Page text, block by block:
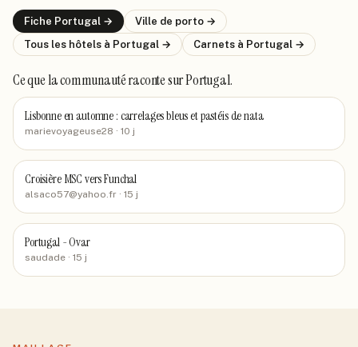
Fiche Portugal → Ville de porto →
Tous les hôtels à Portugal → Carnets à Portugal →
Ce que la communauté racontesur Portugal.
Lisbonne en automne : carrelages bleus et pastéis de nata
marievoyageuse28 · 10 j
Croisière MSC vers Funchal
alsaco57@yahoo.fr · 15 j
Portugal - Ovar
saudade · 15 j